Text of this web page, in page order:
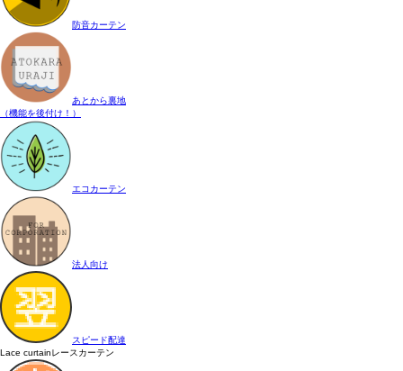
防音カーテン
あとから裏地
（機能を後付け！）
エコカーテン
法人向け
スピード配達
Lace curtainレースカーテン